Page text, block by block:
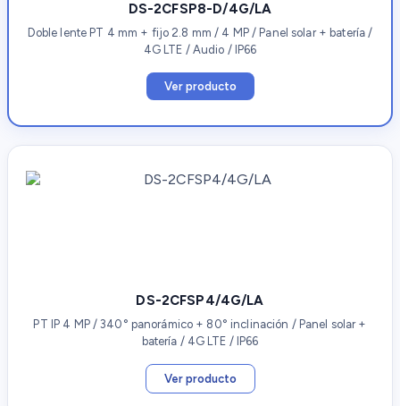
DS-2CFSP8-D/4G/LA
Doble lente PT 4 mm + fijo 2.8 mm / 4 MP / Panel solar + batería /
4G LTE / Audio / IP66
Ver producto
DS-2CFSP4/4G/LA
PT IP 4 MP / 340° panorámico + 80° inclinación / Panel solar +
batería / 4G LTE / IP66
Ver producto